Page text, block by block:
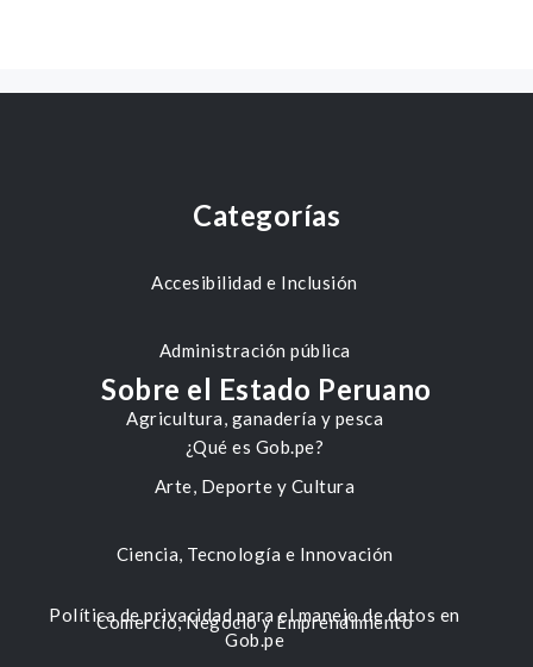
Categorías
Accesibilidad e Inclusión
Administración pública
Agricultura, ganadería y pesca
Arte, Deporte y Cultura
Ciencia, Tecnología e Innovación
Comercio, Negocio y Emprendimiento
Sobre el Estado Peruano
¿Qué es Gob.pe?
Política de privacidad para el manejo de datos en
Gob.pe